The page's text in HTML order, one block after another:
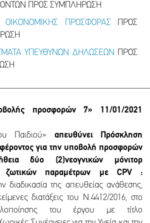
ΠΡΟΣ ΣΥΜΠΛΗΡΩΣΗ
ΟΙΚΟΝΟΜΙΚΗΣ ΠΡΟΣΦΟΡΑΣΠΡΟΣ
ΥΠΕΥΘΥΝΩΝ ΔΗΛΩΣΕΩΝ ΠΡΟΣ
προσφορών 7» 11/01/2021
Παιδιού» απευθύνει Πρόσκληση
για την υποβολή προσφορών
δύο (2)νεογνικών μόνιτορ
ζωτικών παραμέτρων με CPV :
διαδικασία της απευθείας ανάθεσης,
διατάξεις του Ν.4412/2016, στο
του έργου με τίτλο